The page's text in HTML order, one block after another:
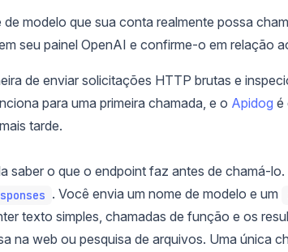
de modelo que sua conta realmente possa
seu painel OpenAI e confirme-o em relação
de enviar solicitações HTTP brutas e
para uma primeira chamada, e o Apidog é
tarde.
saber o que o endpoint faz antes de chamá-
. Você envia um nome de modelo e um
texto simples, chamadas de função e os
na web ou pesquisa de arquivos. Uma única